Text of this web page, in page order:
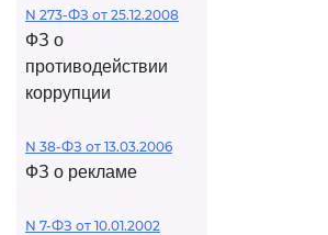
N 273-ФЗ от 25.12.2008
ФЗ о
противодействии
коррупции
N 38-ФЗ от 13.03.2006
ФЗ о рекламе
N 7-ФЗ от 10.01.2002